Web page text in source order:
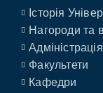
Історія
Нагороди та
Адміністрація
Факультети
Кафедри